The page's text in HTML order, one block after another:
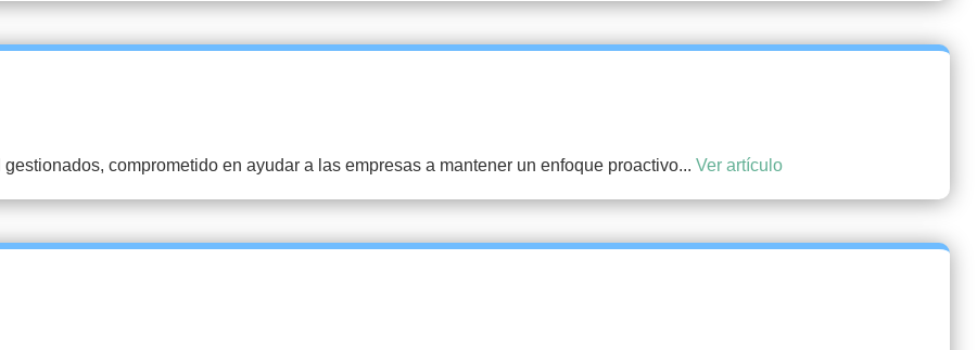
comprometido en ayudar a las empresas a mantener un enfoque proactivo... Ver artículo